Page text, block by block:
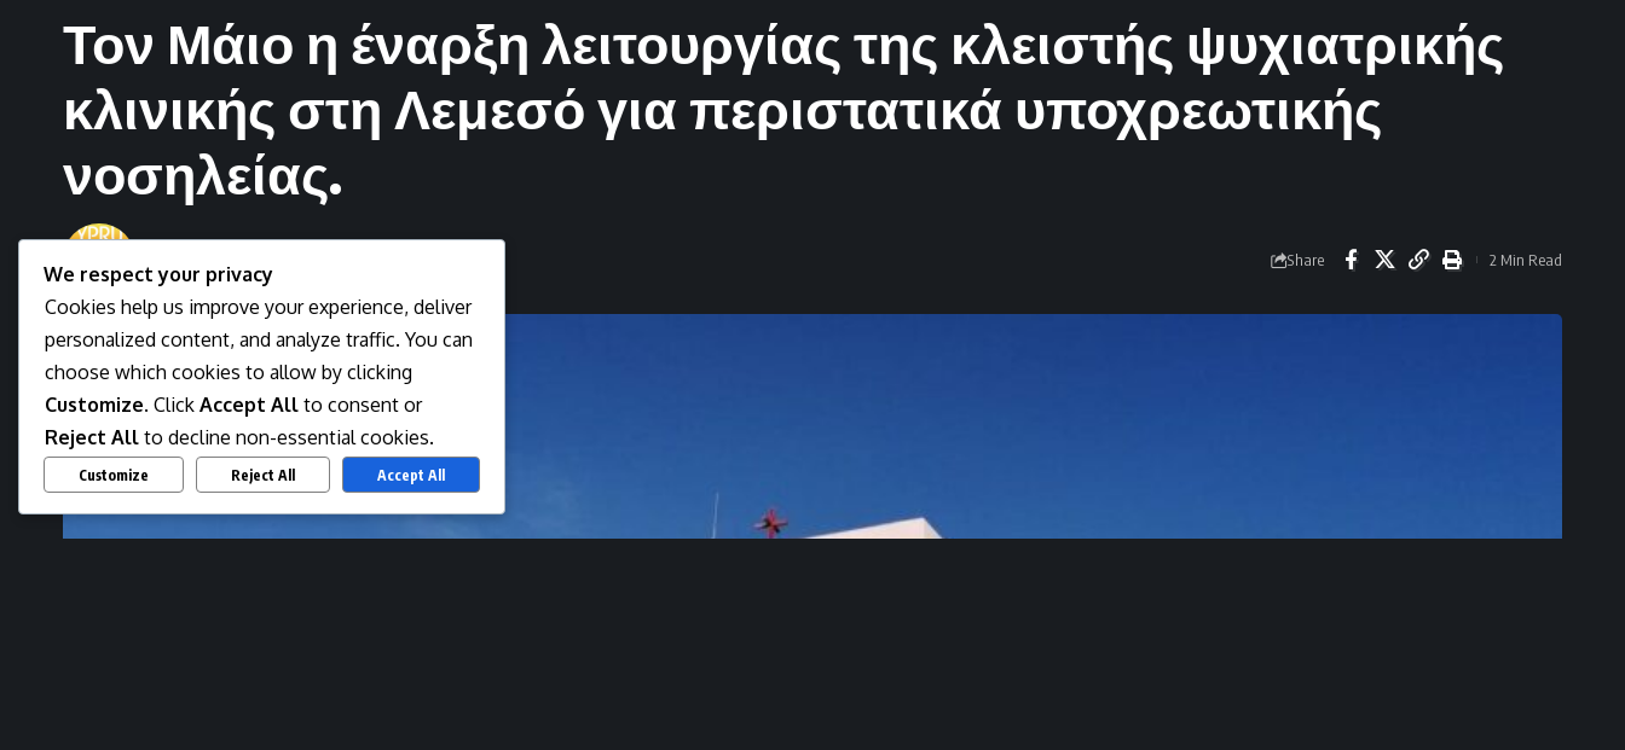
Τον Μάιο η έναρξη λειτουργίας της κλειστής ψυχιατρικής
κλινικής στη Λεμεσό για περιστατικά υποχρεωτικής
νοσηλείας.
Last updated: April 25, 2026 4:04 am
Newsman
Share 2 Min Read
We respect your privacy
Cookies help us improve your experience, deliver
personalized content, and analyze traffic. You can
choose which cookies to allow by clicking
Customize. Click Accept All to consent or
Reject All to decline non-essential cookies.
Customize Reject All Accept All